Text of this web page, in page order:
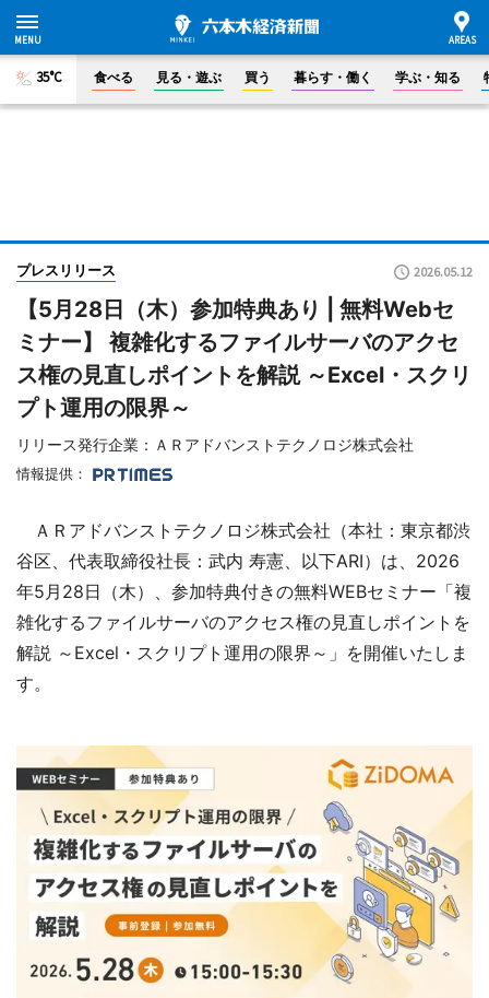
35°C 食べる 見る・遊ぶ 買う 暮らす・働く 学ぶ・知る
プレスリリース 2026.05.12
【5月28日（木）参加特典あり | 無料Webセ
ミナー】 複雑化するファイルサーバのアクセ
ス権の見直しポイントを解説 ～Excel・スクリ
プト運用の限界～
リリース発行企業：ＡＲアドバンストテクノロジ株式会社
情報提供：
ＡＲアドバンストテクノロジ株式会社（本社：東京都渋
谷区、代表取締役社長：武内 寿憲、以下ARI）は、2026
年5月28日（木）、参加特典付きの無料WEBセミナー「複
雑化するファイルサーバのアクセス権の見直しポイントを
解説 ～Excel・スクリプト運用の限界～」を開催いたしま
す。